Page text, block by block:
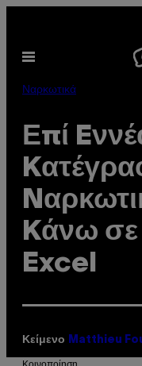
περιεχόμενο
Ανοίξτε
Ναρκωτικά
Επί
Kάνω
Excel
Κείμενο Matthieu